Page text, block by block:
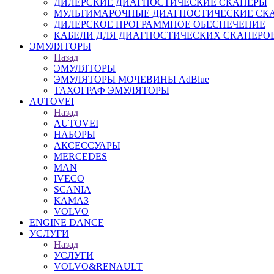
ДИЛЕРСКИЕ ДИАГНОСТИЧЕСКИЕ СКАНЕРЫ
МУЛЬТИМАРОЧНЫЕ ДИАГНОСТИЧЕСКИЕ
ДИЛЕРСКОЕ ПРОГРАММНОЕ ОБЕСПЕЧЕНИЕ
КАБЕЛИ ДЛЯ ДИАГНОСТИЧЕСКИХ
ЭМУЛЯТОРЫ
Назад
ЭМУЛЯТОРЫ
ЭМУЛЯТОРЫ МОЧЕВИНЫ АdBlue
ТАХОГРАФ ЭМУЛЯТОРЫ
AUTOVEI
Назад
AUTOVEI
НАБОРЫ
АКСЕССУАРЫ
MERCEDES
MAN
IVECO
SCANIA
КАМАЗ
VOLVO
ENGINE DANCE
УСЛУГИ
Назад
УСЛУГИ
VOLVO&RENAULT